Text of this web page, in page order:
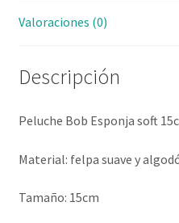
Valoraciones (0)
Descripción
Peluche Bob Esponja soft
Material: felpa suave y
Tamaño: 15cm